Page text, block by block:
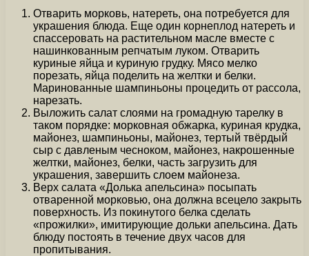
Отварить морковь, натереть, она потребуется для
украшения блюда. Еще один корнеплод натереть и
спассеровать на растительном масле вместе с
нашинкованным репчатым луком. Отварить
куриные яйца и куриную грудку. Мясо мелко
порезать, яйца поделить на желтки и белки.
Маринованные шампиньоны процедить от рассола,
нарезать.
Выложить салат слоями на громадную тарелку в
таком порядке: морковная обжарка, куриная крудка,
майонез, шампиньоны, майонез, тертый твёрдый
сыр с давленым чесноком, майонез, накрошенные
желтки, майонез, белки, часть загрузить для
украшения, завершить слоем майонеза.
Верх салата «Долька апельсина» посыпать
отваренной морковью, она должна всецело закрыть
поверхность. Из покинутого белка сделать
«прожилки», имитирующие дольки апельсина. Дать
блюду постоять в течение двух часов для
пропитывания.